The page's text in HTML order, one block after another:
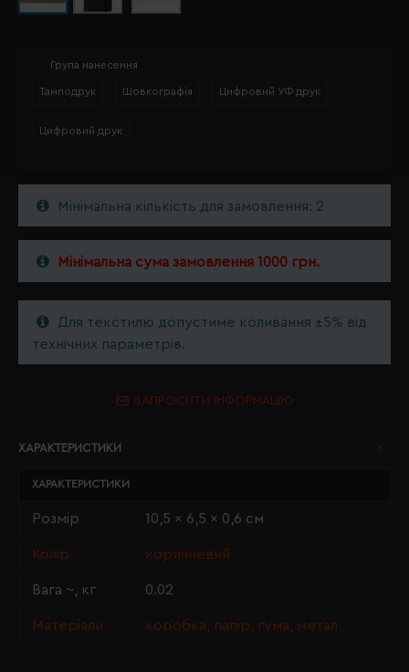
Група нанесення
Тамподрук Шовкографія Цифровий УФ друк
Цифровий друк
Мінімальна кількість для замовлення: 2
Мінімальна сума замовлення 1000 грн.
Для текстилю допустиме коливання ±5% від
технічних параметрів.
ЗАПРОСИТИ ІНФОРМАЦІЮ
ХАРАКТЕРИСТИКИ
ХАРАКТЕРИСТИКИ
Розмір 10,5 x 6,5 x 0,6 см
Колір коричневий
Вага ~, кг 0.02
Матеріали коробка, папір, гума, метал